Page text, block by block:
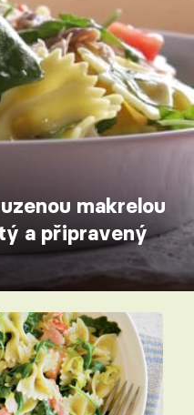
makrelou
a připravený